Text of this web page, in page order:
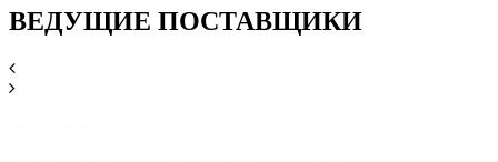
ВЕДУЩИЕ ПОСТАВЩИКИ